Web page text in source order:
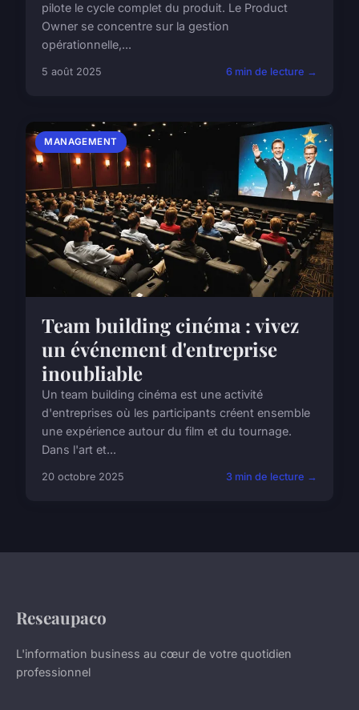
pilote le cycle complet du produit. Le Product
Owner se concentre sur la gestion
opérationnelle,...
5 août 2025 6 min de lecture →
MANAGEMENT
Team building cinéma : vivez
un événement d'entreprise
inoubliable
Un team building cinéma est une activité
d'entreprises où les participants créent ensemble
une expérience autour du film et du tournage.
Dans l'art et...
20 octobre 2025 3 min de lecture →
Reseaupaco
L'information business au cœur de votre quotidien
professionnel